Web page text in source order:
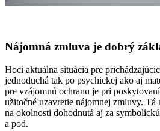
Nájomná zmluva je dobrý
Hoci aktuálna situácia pre
jednoduchá tak po psychickej ako aj
pre vzájomnú ochranu je pri
užitočné uzavretie nájomnej zmluvy.
na okolnosti dohodnutá aj za
a pod.